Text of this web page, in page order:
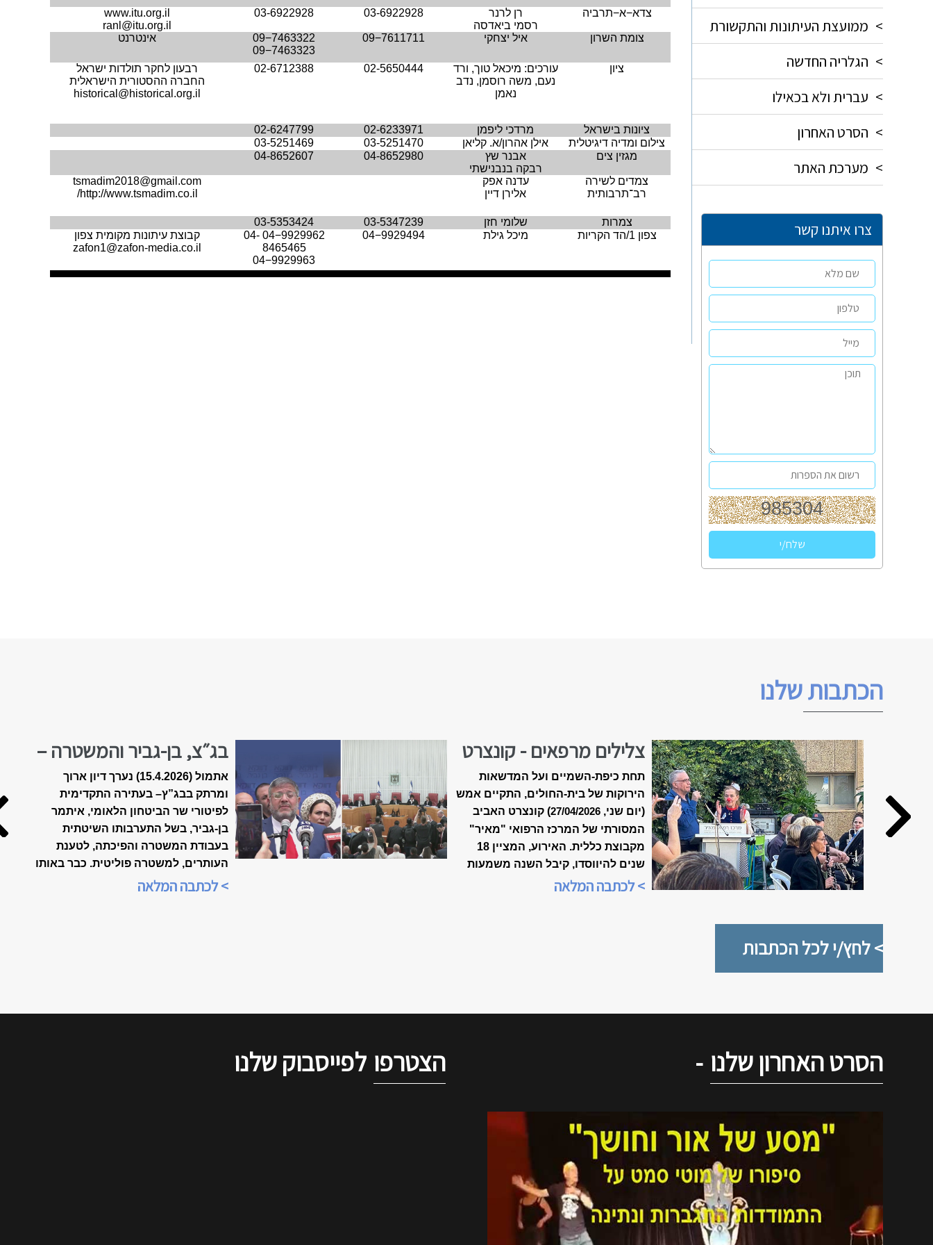
> ממועצת העיתונות והתקשורת
> הגלריה החדשה
> עברית ולא בכאילו
> הסרט האחרון
> מערכת האתר
צרו איתנו קשר
צדא−א−תרביה
רן לרנר
רסמי ביאדסה
03-6922928
03-6922928
www.itu.org.il
ranl@itu.org.il
צומת השרון
איל יצחקי 09−7611711
09−7463322
09−7463323
אינטרנט
ציון
עורכים: מיכאל טוך, ורד
נעם, משה רוסמן, נדב
נאמן
02-5650444
02-6712388
רבעון לחקר תולדות ישראל
החברה ההסטורית הישראלית
historical@historical.org.il
ציונות בישראל מרדכי ליפמן 02-6233971
02-6247799
צילום ומדיה דיגיטלית
אילן אהרון/א. קליאן 03-5251470
03-5251469
מגזין צים
אבנר שץ
רבקה בנבנישתי
04-8652980
04-8652607
צמדים לשירה
רב־תרבותית
עדנה אפק
אלירן דיין
tsmadim2018@gmail.com
http://www.tsmadim.co.il
/
צמרות שלומי חזן 03-5347239
03-5353424
צפון 1/הד הקריות מיכל גילת 04−9929494
04−9929962
04-
8465465
04−9929963
קבוצת עיתונות מקומית צפון
zafon1@zafon-media.co.il
הכתבות שלנו
צלילים מרפאים - קונצרט
האביב ה-18 של ״מאיר״
תחת כיפת-השמיים ועל המדשאות
הירוקות של בית-החולים, התקיים אמש
(יום שני, 27/04/2026) קונצרט האביב
המסורתי של המרכז הרפואי "מאיר"
מקבוצת כללית. האירוע, המציין 18
שנים להיווסדו, קיבל השנה משמעות
מיוחדת, כשנכלל לראשונה במסגרת
> לכתבה המלאה
בג״צ, בן-גביר והמשטרה –
הולכים לפשרה?אתמול (15.4.2026) נערך דיון ארוך
ומרתק בבג”ץ– בעתירה התקדימית
לפיטורי שר הביטחון הלאומי, איתמר
בן-גביר, בשל התערבותו השיטתית
בעבודת המשטרה והפיכתה, לטענת
העותרים, למשטרה פוליטית. כבר באותו
> לכתבה המלאה
> לחץ/י לכל הכתבות
הסרט האחרון שלנו - הצטרפו לפייסבוק שלנו